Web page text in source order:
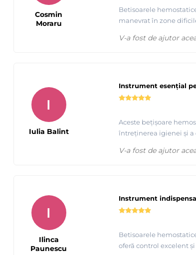
Betisoarele
manevrat în zone
Cosmin
Moraru
V-a fost de ajutor
Instrument esențial
Aceste bețișoare
întreținerea igienei și
I
Iulia Balint
V-a fost de ajutor
Instrument
Betisoarele
oferă control excelent
I
Ilinca
Paunescu